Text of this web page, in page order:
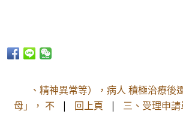
、精神異常等），病人 積極治療後
母」， 不 | 回上頁 | 三、受理申